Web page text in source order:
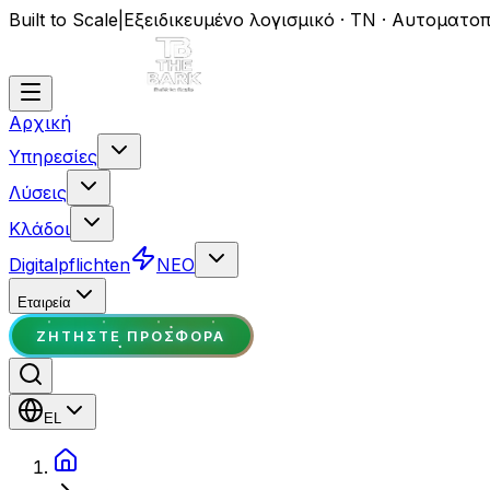
Built to Scale Εξειδικευμένο λογισμικό · ΤΝ ·
Αρχική
Υπηρεσίες
Λύσεις
Κλάδοι
Digitalpflichten
ΝΕΟ
Εταιρεία
ΖΗΤΉΣΤΕ ΠΡΟΣΦΟΡΆ
EL